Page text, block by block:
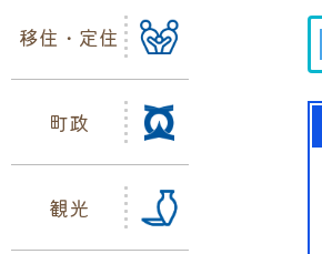
移住・定住
町政
観光